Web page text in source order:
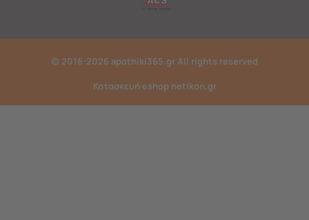
© 2016-2026 apothiki365.gr All rights reserved
Κατασκευή eshop netikon.gr